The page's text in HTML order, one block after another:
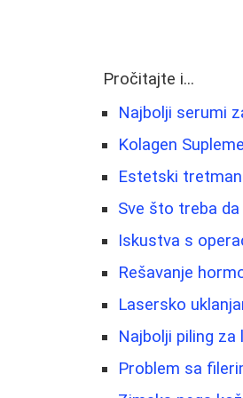
Pročitajte i...
Najbolji serumi
Kolagen
Estetski
Sve što treba
Iskustva s
Rešavanje
Lasersko
Najbolji piling
Problem sa